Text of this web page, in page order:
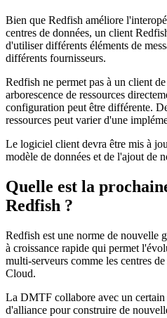
Bien que Redfish améliore
centres de données, un client
d'utiliser différents éléments de
différents fournisseurs.
Redfish ne permet pas à un client
arborescence de ressources
configuration peut être différente.
ressources peut varier d'une
Le logiciel client devra être mis à
modèle de données et de l'ajout de
Quelle est la
Redfish ?
Redfish est une norme de nouvelle
à croissance rapide qui permet
multi-serveurs comme les centres
Cloud.
La DMTF collabore avec un certain
d'alliance pour construire de